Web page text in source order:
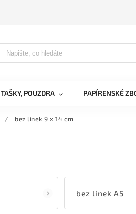
TAŠKY, POUZDRA PAPÍRENSKÉ
/ bez linek 9 x 14 cm
bez linek A5